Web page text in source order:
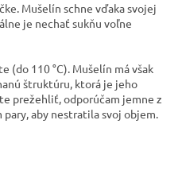
Mušelín schne vďaka svojej
je nechať sukňu voľne
110 °C). Mušelín má však
štruktúru, ktorá je jeho
prežehliť, odporúčam jemne z
aby nestratila svoj objem.